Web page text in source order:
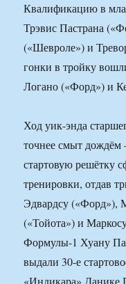
Квалификацию в
Трэвис Пастрана
(«Шевроле») и
гонки в тройку
Логано («Форд») и
Ход уик-энда
точнее смыт
стартовую решётку
тренировки, отдав
Эдвардсу («Форд»),
(«Тойота») и
Формулы-1 Хуану
выдали 30-е